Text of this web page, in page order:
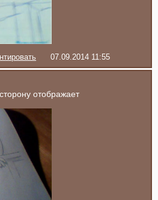
07.09.2014 11:55
отображает